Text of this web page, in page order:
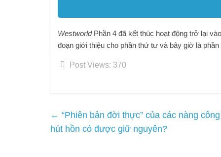
WestworldPhần 4 đã kết thúc hoạt động trở lại
đoạn giới thiệu cho phần thứ tư và bây giờ là
Post Views: 370
← “Phiên bản đời thực” của các nàng
hút hồn có được giữ nguyên?